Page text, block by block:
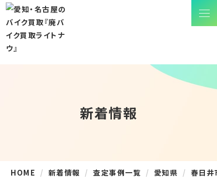
新着情報
HOME 新着情報 査定事例一覧 愛知県 春日井